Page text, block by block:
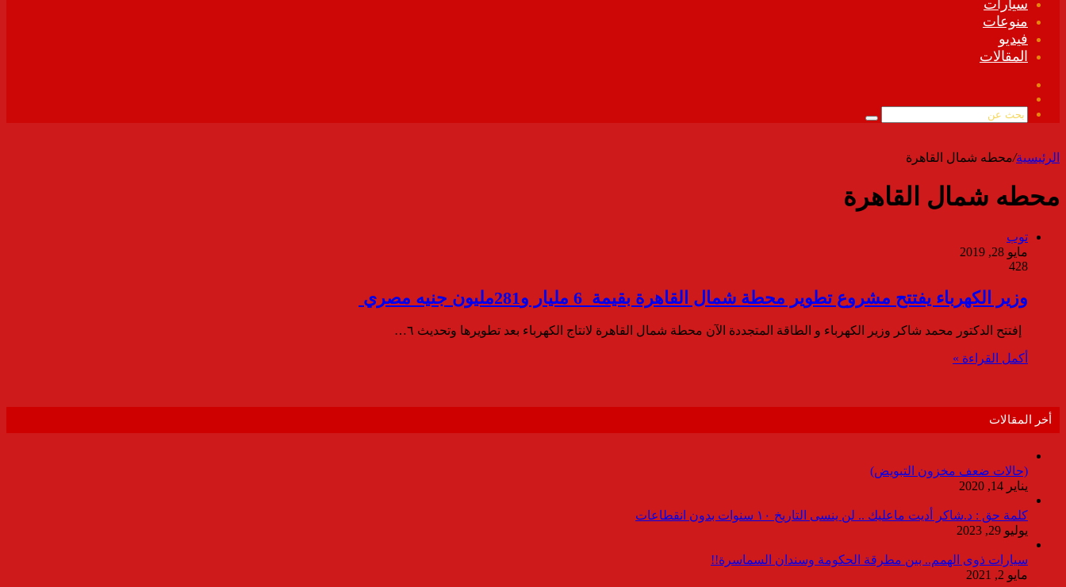
سيارات
منوعات
فيديو
المقالات
الموقع
بحث
الرئيسية/محطه شمال القاهرة
محطه شمال القاهرة
توب
مايو 28, 2019
428
وزير الكهرباء يفتتح مشروع تطوير محطة شمال القاهرة بقيمة 6 مليار و281مليون جنيه مصري
إفتتح الدكتور محمد شاكر وزير الكهرباء و الطاقة المتجددة الآن محطة شمال القاهرة لانتاج الكهرباء بعد تطويرها وتحديث ٦…
أكمل القراءة »
أخر المقالات
(حالات ضعف مخزون التبويض)
يناير 14, 2020
كلمة حق : د.شاكر أديت ماعليك .. لن ينسى التاريخ ١٠ سنوات بدون انقطاعات
يوليو 29, 2023
سيارات ذوى الهمم.. بين مطرقة الحكومة وسندان السماسرة!!
مايو 2, 2021